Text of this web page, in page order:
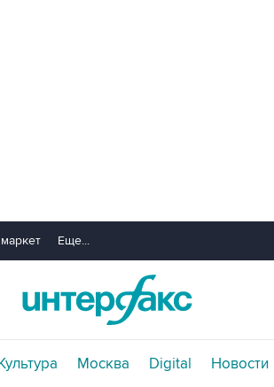
Еще...
Москва Digital Новости